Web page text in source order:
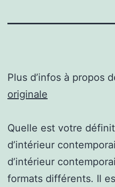
Plus d’infos à propos
originale
Quelle est votre
d’intérieur
d’intérieur
formats différents. Il